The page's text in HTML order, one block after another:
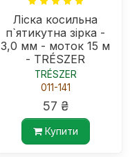
Ліска косильна
п`ятикутна зірка -
3,0 мм - моток 15 м
- TRÉSZER
TRÉSZER
011-141
57 ₴
Купити